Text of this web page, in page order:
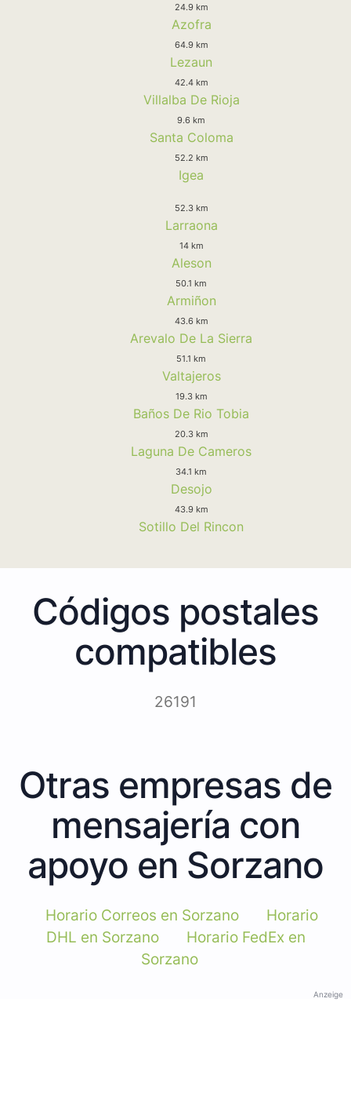
24.9 km
Azofra
64.9 km
Lezaun
42.4 km
Villalba De Rioja
9.6 km
Santa Coloma
52.2 km
Igea
52.3 km
Larraona
14 km
Aleson
50.1 km
Armiñon
43.6 km
Arevalo De La Sierra
51.1 km
Valtajeros
19.3 km
Baños De Rio Tobia
20.3 km
Laguna De Cameros
34.1 km
Desojo
43.9 km
Sotillo Del Rincon
Códigos postales
compatibles
26191
Otras empresas de
mensajería con
apoyo en Sorzano
Horario Correos en Sorzano
Horario
DHL en Sorzano
Horario FedEx en
Sorzano
Anzeige